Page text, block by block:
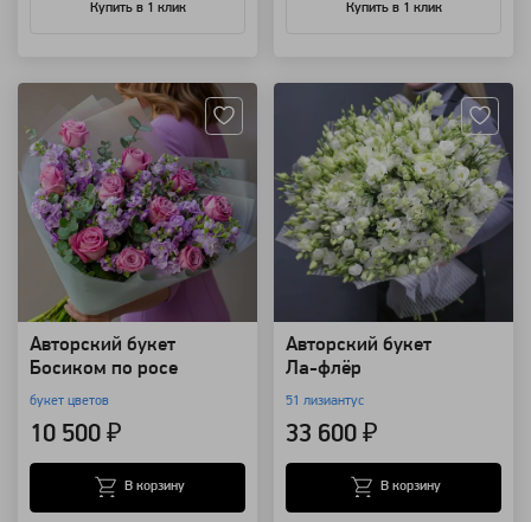
Купить в 1 клик Купить в 1 клик
Авторский букет
Босиком по росе
букет цветов
10 500 ₽
В корзину
Авторский букет
Ла-флёр
51 лизиантус
33 600 ₽
В корзину